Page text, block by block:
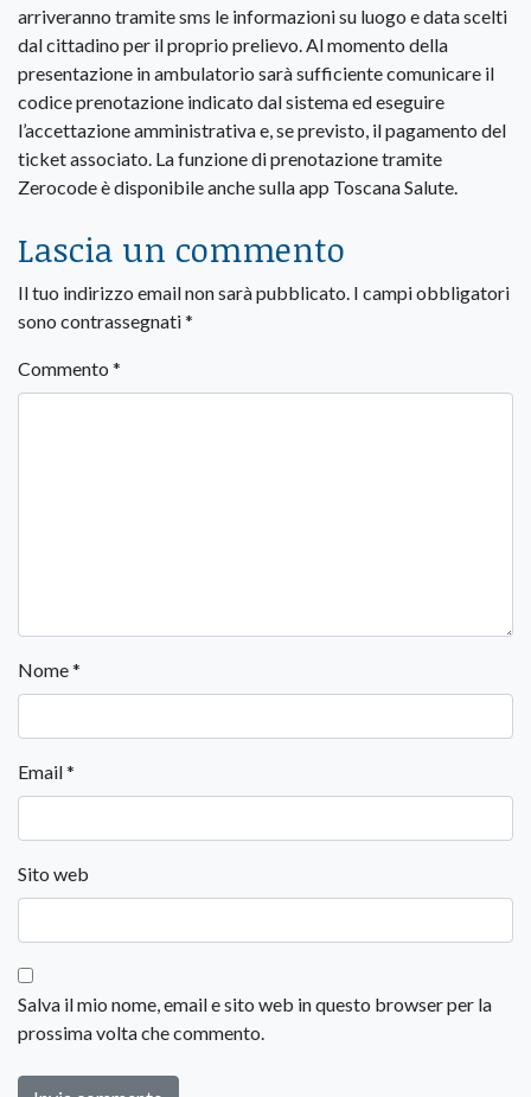
arriveranno tramite sms le informazioni su luogo e data scelti
dal cittadino per il proprio prelievo. Al momento della
presentazione in ambulatorio sarà sufficiente comunicare il
codice prenotazione indicato dal sistema ed eseguire
l’accettazione amministrativa e, se previsto, il pagamento del
ticket associato. La funzione di prenotazione tramite
Zerocode è disponibile anche sulla app Toscana Salute.
Lascia un commento
Il tuo indirizzo email non sarà pubblicato. I campi obbligatori
sono contrassegnati*
Commento *
Nome*
Email*
Sito web
Salva il mio nome, email e sito web in questo browser per la
prossima volta che commento.